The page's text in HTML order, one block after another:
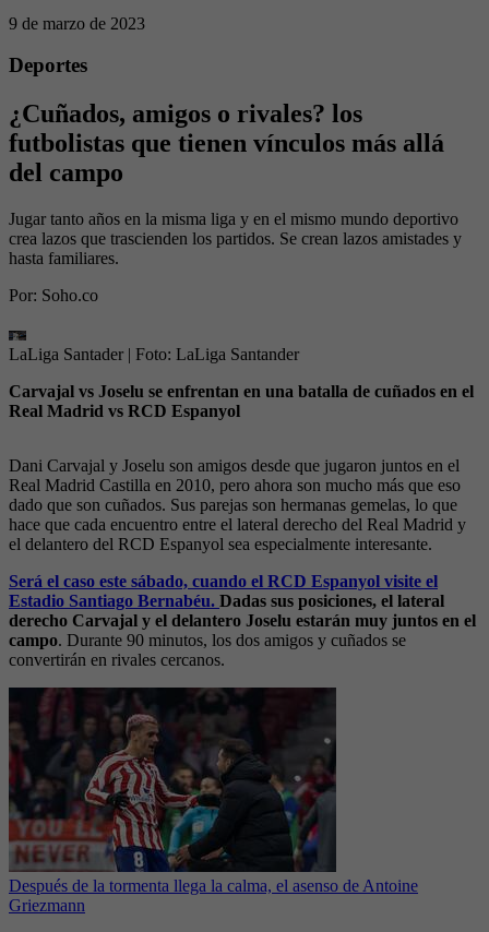
9 de marzo de 2023
Deportes
¿Cuñados, amigos o rivales? los
futbolistas que tienen vínculos más allá
del campo
Jugar tanto años en la misma liga y en el mismo mundo deportivo
crea lazos que trascienden los partidos. Se crean lazos amistades y
hasta familiares.
Por: Soho.co
LaLiga Santader | Foto: LaLiga Santander
Carvajal vs Joselu se enfrentan en una batalla de cuñados en el
Real Madrid vs RCD Espanyol
Dani Carvajal y Joselu son amigos desde que jugaron juntos en el
Real Madrid Castilla en 2010, pero ahora son mucho más que eso
dado que son cuñados. Sus parejas son hermanas gemelas, lo que
hace que cada encuentro entre el lateral derecho del Real Madrid y
el delantero del RCD Espanyol sea especialmente interesante.
Será el caso este sábado, cuando el RCD Espanyol visite el
Estadio Santiago Bernabéu. Dadas sus posiciones, el lateral
derecho Carvajal y el delantero Joselu estarán muy juntos en el
campo. Durante 90 minutos, los dos amigos y cuñados se
convertirán en rivales cercanos.
Después de la tormenta llega la calma, el asenso de Antoine
Griezmann